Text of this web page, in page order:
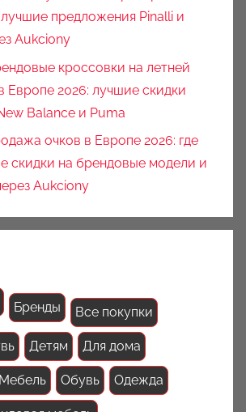
предложения Pinalli и
Aukciony
кроссовки на летней
Европе 2026: лучшие скидки
Balance и Puma
очков в Европе 2026: где
скидки на брендовые модели и
Aukciony
Бренды Все покупки
Детям Для дома
Мебель Обувь Одежда